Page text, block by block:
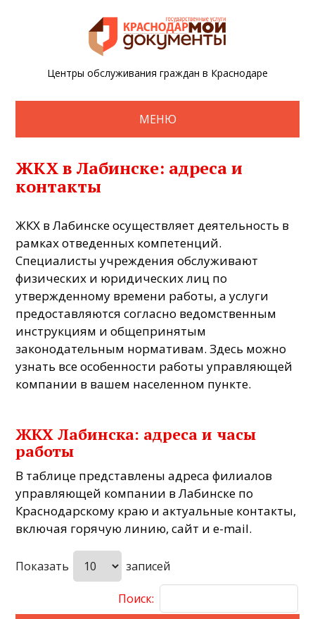
Центры обслуживания граждан в Краснодаре
МЕНЮ
ЖКХ в Лабинске: адреса и
контакты
ЖКХ в Лабинске осуществляет деятельность в
рамках отведенных компетенций.
Специалисты учреждения обслуживают
физических и юридических лиц по
утвержденному времени работы, а услуги
предоставляются согласно ведомственным
инструкциям и общепринятым
законодательным нормативам. Здесь можно
узнать все особенности работы управляющей
компании в вашем населенном пункте.
ЖКХ Лабинска: адреса и часы
работы
В таблице представлены адреса филиалов
управляющей компании в Лабинске по
Краснодарскому краю и актуальные контакты,
включая горячую линию, сайт и e-mail.
Показать записей
Поиск: